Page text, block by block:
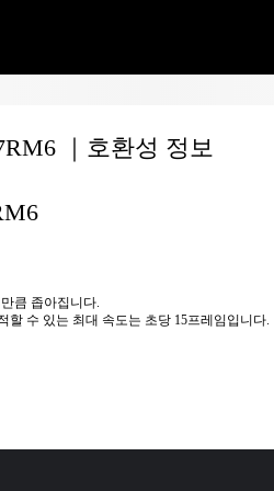
｜호환성 정보
큼 좁아집니다.
할 수 있는 최대 속도는 초당 15프레임입니다.